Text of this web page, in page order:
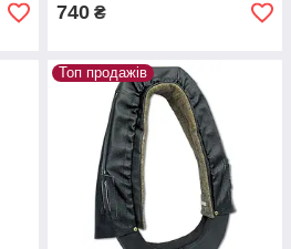
740 ₴
Топ продажів